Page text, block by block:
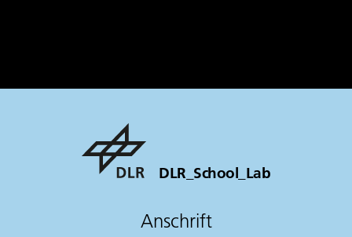
DLR_School_Lab
Anschrift